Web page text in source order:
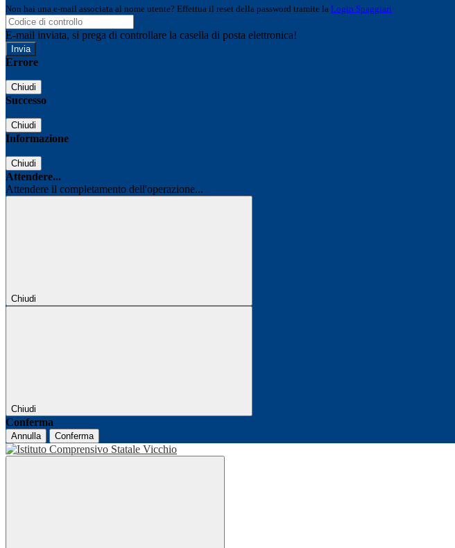
Non hai una e-mail associata al nome utente? Effettua il reset della password tramite la Login Spaggiari
E-mail inviata, si prega di controllare la casella di posta elettronica!
Errore
Chiudi
Successo
Chiudi
Informazione
Chiudi
Attendere...
Attendere il completamento dell'operazione...
Chiudi
Chiudi
Conferma
Annulla Conferma